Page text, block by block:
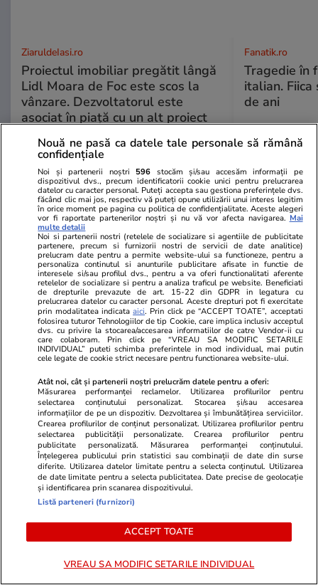
ZiaruldeIasi.ro
Proiectul imobiliar pregătit lângă
Lidl Moara de Foc este scos la
vânzare. Dezvoltatorul este
asociat în piață cu un alt proiect
Fanatik.ro
Tragedie în
italian.
de ani
ULTIMELE ȘTIRI
Alte sporturi
Dansatorii Rareș Cojoc, 38, și Andreea Matei,
31, câștigă în China al doilea titlu mondial la
Standard. La Nanjing, pe cea mai modernă
scenă a lumii, românii își reafirmă dominația
categorică în acest sport
Data oficială la care începe „Insula iubirii”
2026. Antena 1 a făcut anunțul mult așteptat
despre sezonul 10
Știri România 17:13
Cum se raportează ministrul Apărării la
folosirea de camere video chinezești pentru
monitorizarea instituțiilor esențiale din
România: „Mă aștept ca ceea ce este interzis
Nouă ne pasă ca datele tale personale să rămână
confidențiale
Noi și partenerii noștri 596 stocăm și/sau accesăm informații pe
dispozitivul dvs., precum identificatorii cookie unici pentru prelucrarea
datelor cu caracter personal. Puteți accepta sau gestiona preferințele dvs.
făcând clic mai jos, respectiv vă puteți opune utilizării unui interes legitim
în orice moment pe pagina cu politica de confidențialitate. Aceste alegeri
vor fi raportate partenerilor noștri și nu vă vor afecta navigarea. Mai
multe detalii
Noi si partenerii nostri (retelele de socializare si agentiile de publicitate
partenere, precum si furnizorii nostri de servicii de date analitice)
prelucram date pentru a permite website-ului sa functioneze, pentru a
personaliza continutul si anunturile publicitare afisate in functie de
interesele si/sau profilul dvs., pentru a va oferi functionalitati aferente
retelelor de socializare si pentru a analiza traficul pe website. Beneficiati
de drepturile prevazute de art. 15-22 din GDPR in legatura cu
prelucrarea datelor cu caracter personal. Aceste drepturi pot fi exercitate
prin modalitatea indicataaici. Prin click pe “ACCEPT TOATE”, acceptati
folosirea tuturor Tehnologiilor de tip Cookie, care implica inclusiv acceptul
dvs. cu privire la stocarea/accesarea informatiilor de catre Vendor-ii cu
care colaboram. Prin click pe “VREAU SA MODIFIC SETARILE
INDIVIDUAL” puteti schimba preferintele in mod individual, mai putin
cele legate de cookie strict necesare pentru functionarea website-ului.
Atât noi, cât și partenerii noștri prelucrăm datele pentru a oferi:
Măsurarea performanței reclamelor. Utilizarea profilurilor pentru
selectarea conținutului personalizat. Stocarea și/sau accesarea
informațiilor de pe un dispozitiv. Dezvoltarea și îmbunătățirea serviciilor.
Crearea profilurilor de conținut personalizat. Utilizarea profilurilor pentru
selectarea publicității personalizate. Crearea profilurilor pentru
publicitate personalizată. Măsurarea performanței conținutului.
Înțelegerea publicului prin statistici sau combinații de date din surse
diferite. Utilizarea datelor limitate pentru a selecta conținutul. Utilizarea
de date limitate pentru a selecta publicitatea. Date precise de geolocație
și identificarea prin scanarea dispozitivului.
Listă parteneri (furnizori)
ACCEPT TOATE
VREAU SA MODIFIC SETARILE INDIVIDUAL